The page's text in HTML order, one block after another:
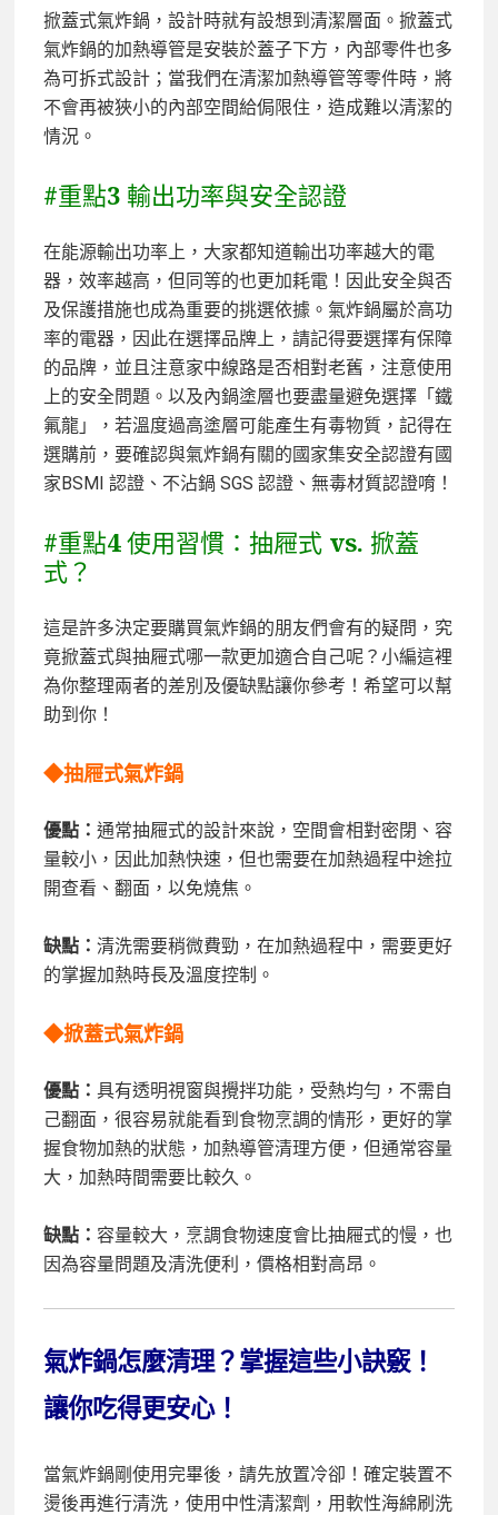
掀蓋式氣炸鍋，設計時就有設想到清潔層面。掀蓋式
氣炸鍋的加熱導管是安裝於蓋子下方，內部零件也多
為可拆式設計；當我們在清潔加熱導管等零件時，將
不會再被狹小的內部空間給侷限住，造成難以清潔的
情況。
#重點3 輸出功率與安全認證
在能源輸出功率上，大家都知道輸出功率越大的電
器，效率越高，但同等的也更加耗電！因此安全與否
及保護措施也成為重要的挑選依據。氣炸鍋屬於高功
率的電器，因此在選擇品牌上，請記得要選擇有保障
的品牌，並且注意家中線路是否相對老舊，注意使用
上的安全問題。以及內鍋塗層也要盡量避免選擇「鐵
氟龍」，若溫度過高塗層可能產生有毒物質，記得在
選購前，要確認與氣炸鍋有關的國家集安全認證有國
家BSMI 認證、不沾鍋 SGS 認證、無毒材質認證唷！
#重點4 使用習慣：抽屜式 vs. 掀蓋
式？
這是許多決定要購買氣炸鍋的朋友們會有的疑問，究
竟掀蓋式與抽屜式哪一款更加適合自己呢？小編這裡
為你整理兩者的差別及優缺點讓你參考！希望可以幫
助到你！
◆抽屜式氣炸鍋
優點： 通常抽屜式的設計來說，空間會相對密閉、容
量較小，因此加熱快速，但也需要在加熱過程中途拉
開查看、翻面，以免燒焦。
缺點： 清洗需要稍微費勁，在加熱過程中，需要更好
的掌握加熱時長及溫度控制。
◆掀蓋式氣炸鍋
優點： 具有透明視窗與攪拌功能，受熱均勻，不需自
己翻面，很容易就能看到食物烹調的情形，更好的掌
握食物加熱的狀態，加熱導管清理方便，但通常容量
大，加熱時間需要比較久。
缺點： 容量較大，烹調食物速度會比抽屜式的慢，也
因為容量問題及清洗便利，價格相對高昂。
氣炸鍋怎麼清理？掌握這些小訣竅！
讓你吃得更安心！
當氣炸鍋剛使用完畢後，請先放置冷卻！確定裝置不
燙後再進行清洗，使用中性清潔劑，用軟性海綿刷洗